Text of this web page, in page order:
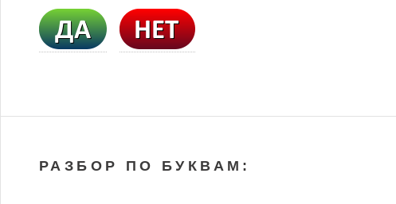
РАЗБОР ПО БУКВАМ: